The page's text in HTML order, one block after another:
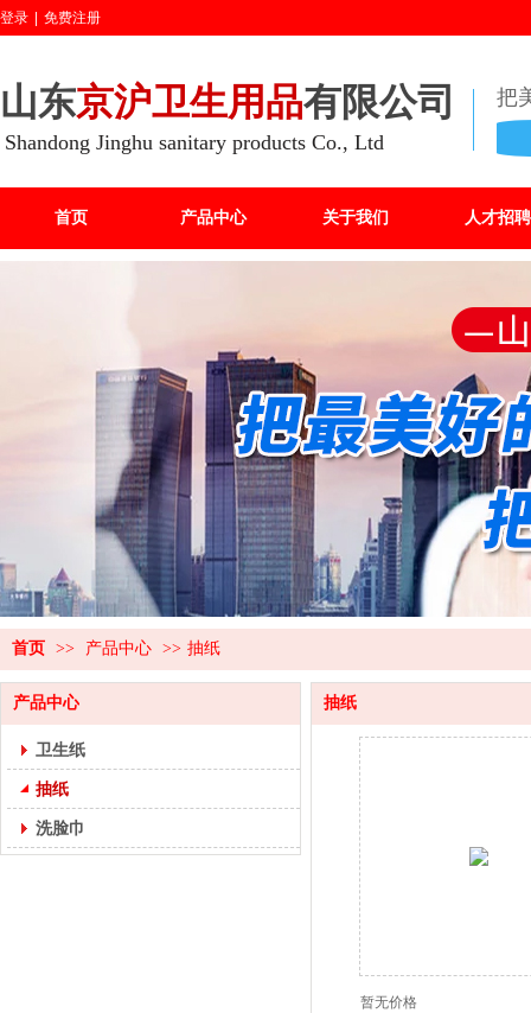
山东京沪卫生用品有限公司
Shandong Jinghu sanitary products Co., Ltd
把
登录 免费注册
首页 产品中心 关于我们 人才招聘
首页 >> 产品中心 >> 抽纸
产品中心
卫生纸
抽纸
洗脸巾
抽纸
暂无价格